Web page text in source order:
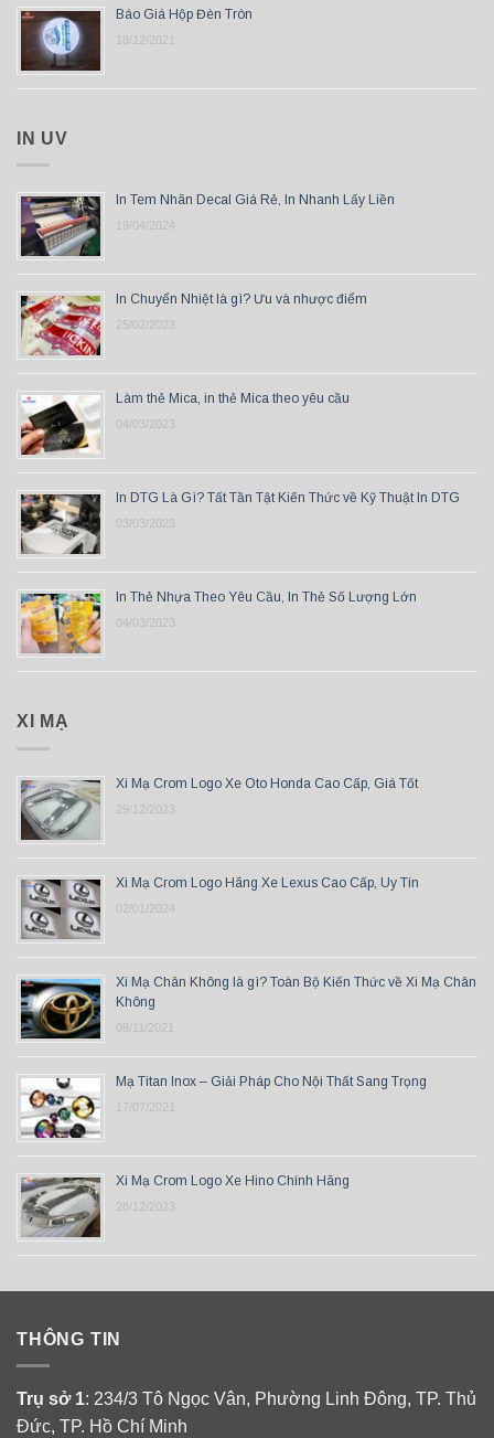
Báo Giá Hộp Đèn Tròn
18/12/2021
IN UV
In Tem Nhãn Decal Giá Rẻ, In Nhanh Lấy Liền
19/04/2024
In Chuyển Nhiệt là gì? Ưu và nhược điểm
25/02/2023
Làm thẻ Mica, in thẻ Mica theo yêu cầu
04/03/2023
In DTG Là Gì? Tất Tần Tật Kiến Thức về Kỹ Thuật In DTG
03/03/2023
In Thẻ Nhựa Theo Yêu Cầu, In Thẻ Số Lượng Lớn
04/03/2023
XI MẠ
Xi Mạ Crom Logo Xe Oto Honda Cao Cấp, Giá Tốt
29/12/2023
Xi Mạ Crom Logo Hãng Xe Lexus Cao Cấp, Uy Tín
02/01/2024
Xi Mạ Chân Không là gì? Toàn Bộ Kiến Thức về Xi Mạ Chân
Không
08/11/2021
Mạ Titan Inox – Giải Pháp Cho Nội Thất Sang Trọng
17/07/2021
Xi Mạ Crom Logo Xe Hino Chính Hãng
28/12/2023
THÔNG TIN
Trụ sở 1: 234/3 Tô Ngọc Vân, Phường Linh Đông, TP. Thủ
Đức, TP. Hồ Chí Minh